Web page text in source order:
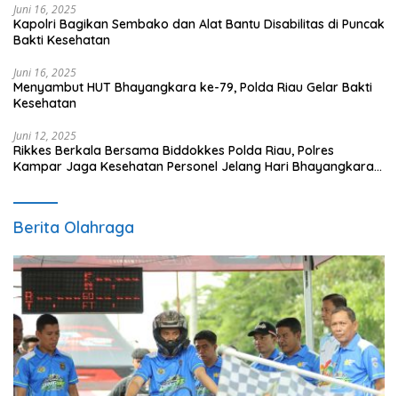
Juni 16, 2025
Kapolri Bagikan Sembako dan Alat Bantu Disabilitas di Puncak
Bakti Kesehatan
Juni 16, 2025
Menyambut HUT Bhayangkara ke-79, Polda Riau Gelar Bakti
Kesehatan
Juni 12, 2025
Rikkes Berkala Bersama Biddokkes Polda Riau, Polres
Kampar Jaga Kesehatan Personel Jelang Hari Bhayangkara
Berita Olahraga